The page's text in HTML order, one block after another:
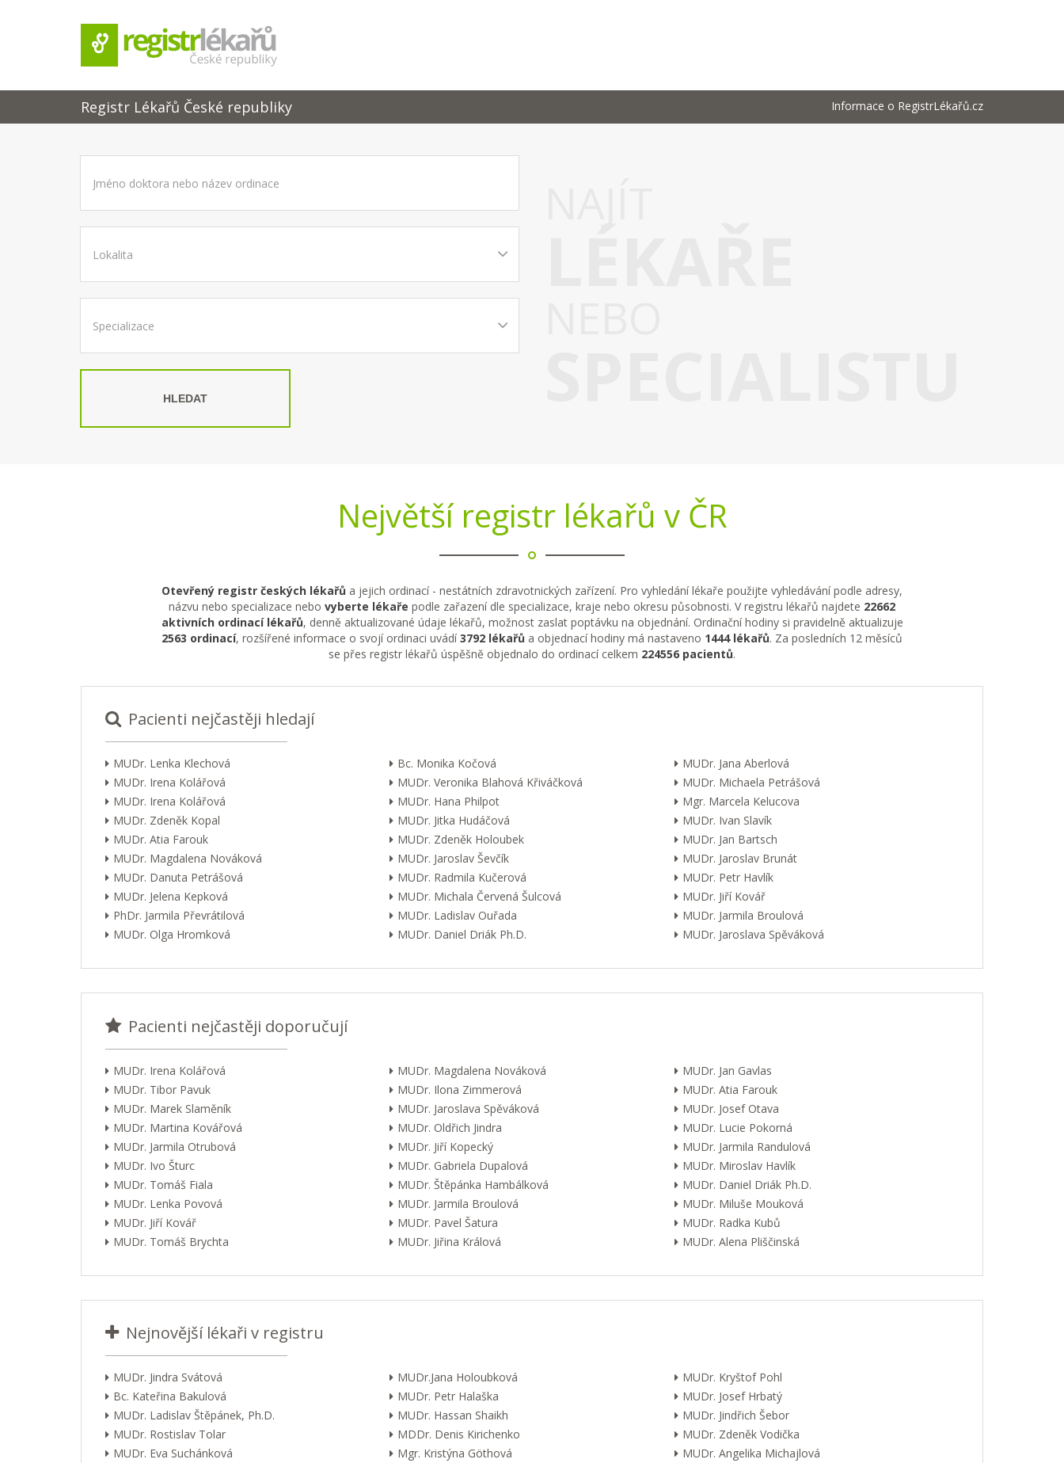
Registr Lékařů České republiky Informace o RegistrLékařů.cz
HLEDAT
Největší registr lékařů v ČR
Otevřený registr českých lékařů a jejich ordinací - nestátních zdravotnických zařízení. Pro vyhledání lékaře použijte vyhledávání podle adresy,
názvu nebo specializace nebo vyberte lékaře podle zařazení dle specializace, kraje nebo okresu působnosti. V registru lékařů najdete 22662
aktivních ordinací lékařů, denně aktualizované údaje lékařů, možnost zaslat poptávku na objednání. Ordinační hodiny si pravidelně aktualizuje
2563 ordinací, rozšířené informace o svojí ordinaci uvádí3792 lékařů a objednací hodiny má nastaveno 1444 lékařů. Za posledních 12 měsíců
se přes registr lékařů úspěšně objednalo do ordinací celkem 224556 pacientů.
Pacienti nejčastěji hledají
MUDr. Lenka Klechová Bc. Monika Kočová
MUDr. Jana Aberlová
MUDr. Irena Kolářová
MUDr. Veronika Blahová Křiváčková
MUDr. Michaela Petrášová
MUDr. Irena Kolářová
MUDr. Hana Philpot
Mgr. Marcela Kelucova
MUDr. Zdeněk Kopal
MUDr. Jitka Hudáčová
MUDr. Ivan Slavík
MUDr. Atia Farouk
MUDr. Zdeněk Holoubek
MUDr. Jan Bartsch
MUDr. Magdalena Nováková
MUDr. Jaroslav Ševčík
MUDr. Jaroslav Brunát
MUDr. Danuta Petrášová
MUDr. Radmila Kučerová
MUDr. Petr Havlík
MUDr. Jelena Kepková
MUDr. Michala Červená Šulcová
MUDr. Jiří Kovář
PhDr. Jarmila Převrátilová
MUDr. Ladislav Ouřada
MUDr. Jarmila Broulová
MUDr. Olga Hromková
MUDr. Daniel Driák Ph.D. MUDr. Jaroslava Spěváková
Pacienti nejčastěji doporučují
MUDr. Irena Kolářová MUDr. Magdalena Nováková
MUDr. Jan Gavlas
MUDr. Tibor Pavuk
MUDr. Ilona Zimmerová
MUDr. Atia Farouk
MUDr. Marek Slaměník
MUDr. Jaroslava Spěváková
MUDr. Josef Otava
MUDr. Martina Kovářová
MUDr. Oldřich Jindra
MUDr. Lucie Pokorná
MUDr. Jarmila Otrubová
MUDr. Jiří Kopecký
MUDr. Jarmila Randulová
MUDr. Ivo Šturc
MUDr. Gabriela Dupalová
MUDr. Miroslav Havlík
MUDr. Tomáš Fiala
MUDr. Štěpánka Hambálková
MUDr. Daniel Driák Ph.D.
MUDr. Lenka Povová
MUDr. Jarmila Broulová
MUDr. Miluše Mouková
MUDr. Jiří Kovář
MUDr. Pavel Šatura
MUDr. Radka Kubů
MUDr. Tomáš Brychta
MUDr. Jiřina Králová MUDr. Alena Pliščinská
Nejnovější lékaři v registru
MUDr. Jindra Svátová MUDr.Jana Holoubková
MUDr. Kryštof Pohl
Bc. Kateřina Bakulová
MUDr. Petr Halaška
MUDr. Josef Hrbatý
MUDr. Ladislav Štěpánek, Ph.D.
MUDr. Hassan Shaikh
MUDr. Jindřich Šebor
MUDr. Rostislav Tolar
MDDr. Denis Kirichenko
MUDr. Zdeněk Vodička
MUDr. Eva Suchánková
Mgr. Kristýna Göthová
MUDr. Angelika Michajlová